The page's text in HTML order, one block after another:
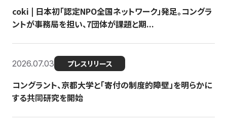
coki | 日本初「認定NPO全国ネットワーク」発足。コングラ
ントが事務局を担い、7団体が課題と期...
2026.07.03 プレスリリース
コングラント、京都大学と「寄付の制度的障壁」を明らかに
する共同研究を開始